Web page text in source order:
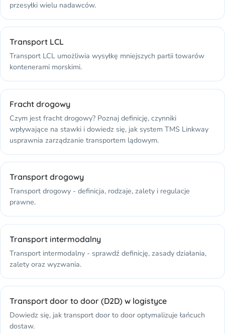
przesyłki wielu nadawców.
Transport LCL
Transport LCL umożliwia wysyłkę mniejszych partii towarów
kontenerami morskimi.
Fracht drogowy
Czym jest fracht drogowy? Poznaj definicję, czynniki
wpływające na stawki i dowiedz się, jak system TMS Linkway
usprawnia zarządzanie transportem lądowym.
Transport drogowy
Transport drogowy - definicja, rodzaje, zalety i regulacje
prawne.
Transport intermodalny
Transport intermodalny - sprawdź definicję, zasady działania,
zalety oraz wyzwania.
Transport door to door (D2D) w logistyce
Dowiedz się, jak transport door to door optymalizuje łańcuch
dostaw.